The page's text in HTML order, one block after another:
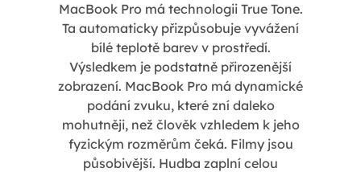
MacBook Pro má technologii True Tone.
Ta automaticky přizpůsobuje vyvážení
bílé teplotě barev v prostředí.
Výsledkem je podstatně přirozenější
zobrazení. MacBook Pro má dynamické
podání zvuku, které zní daleko
mohutněji, než člověk vzhledem k jeho
fyzickým rozměrům čeká. Filmy jsou
působivější. Hudba zaplní celou